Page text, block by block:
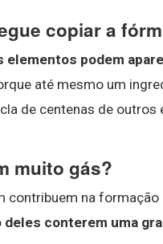
copiar a
elementos podem
até mesmo um
de centenas de outros
muito gás?
na formação
conterem uma